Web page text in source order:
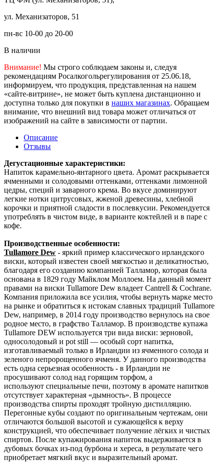
ул. Механизаторов, 51
пн-вс 10-00 до 20-00
В наличии
Внимание! Мы строго соблюдаем законы и, следуя
рекомендациям Росалкогольрегулирования от 25.06.18,
информируем, что продукция, представленная на нашем
«сайте-витрине», не может быть куплена дистанционно и
доступна только для покупки в наших магазинах. Обращаем
внимание, что внешний вид товара может отличаться от
изображений на сайте в зависимости от партии.
Описание
Отзывы
Дегустационные характеристики:
Напиток карамельно-янтарного цвета. Аромат раскрывается
ячменными и солодовыми оттенками, оттенками лимонной
цедры, специй и заварного крема. Во вкусе доминируют
легкие нотки цитрусовых, жженой древесины, хлебной
корочки и приятной сладости в послевкусии. Рекомендуется
употреблять в чистом виде, в варианте коктейлей и в паре с
кофе.
Производственные особенности:
Tullamore Dew - яркий пример классического ирландского
виски, который известен своей мягкостью и деликатностью,
благодаря его созданию компанией Талламор, которая была
основана в 1829 году Майклом Моллоем. На данный момент
правами на виски Tullamore Dew владеет Cantrell & Cochrane.
Компания приложила все усилия, чтобы вернуть марке место
на рынке и обратиться к истокам славных традиций Tullamore
Dew, например, в 2014 году производство вернулось на свое
родное место, в графство Талламор. В производстве купажа
Tullamore DEW используется три вида виски: зерновой,
односолодовый и pot still — особый сорт напитка,
изготавливаемый только в Ирландии из ячменного солода и
зеленого непророщенного ячменя. У данного производства
есть одна серьезная особенность - в Ирландии не
просушивают солод над горящим торфом, а
используют специальные печи, поэтому в аромате напитков
отсутствует характерная «дымность». В процессе
производства спирты проходят тройную дистилляцию.
Перегонные кубы создают по оригинальным чертежам, они
отличаются большой высотой и сужающейся к верху
конструкцией, что обеспечивает получение лёгких и чистых
спиртов. После купажирования напиток выдерживается в
дубовых бочках из-под бурбона и хереса, в результате чего
приобретает мягкий вкус и выразительный аромат.